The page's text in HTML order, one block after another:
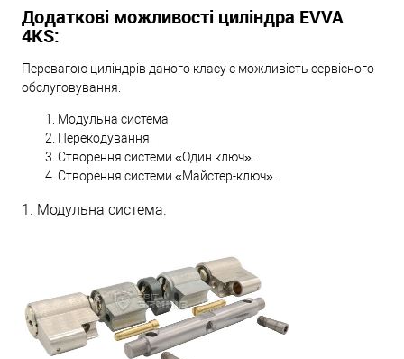
Додаткові можливості циліндра EVVA
4KS:
Перевагою циліндрів даного класу є можливість сервісного
обслуговування.
Модульна система
Перекодування.
Створення системи «Один ключ».
Створення системи «Майстер-ключ».
1. Модульна система.